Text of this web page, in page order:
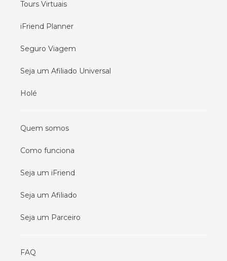
Tours Virtuais
iFriend Planner
Seguro Viagem
Seja um Afiliado Universal
Holé
Quem somos
Como funciona
Seja um iFriend
Seja um Afiliado
Seja um Parceiro
FAQ